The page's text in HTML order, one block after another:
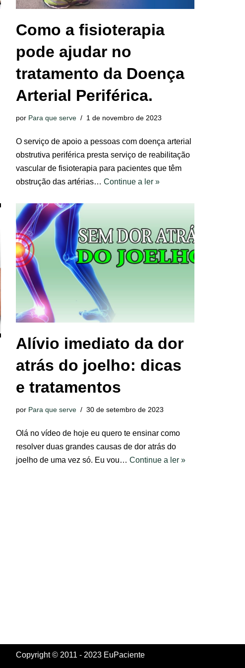
Como a fisioterapia
pode ajudar no
tratamento da Doença
Arterial Periférica.
por Para que serve 1 de novembro de 2023
O serviço de apoio a pessoas com doença arterial
obstrutiva periférica presta serviço de reabilitação
vascular de fisioterapia para pacientes que têm
obstrução das artérias… Continue a ler »
Alívio imediato da dor
atrás do joelho: dicas
e tratamentos
por Para que serve 30 de setembro de 2023
Olá no vídeo de hoje eu quero te ensinar como
resolver duas grandes causas de dor atrás do
joelho de uma vez só. Eu vou… Continue a ler »
Copyright © 2011 - 2023 EuPaciente